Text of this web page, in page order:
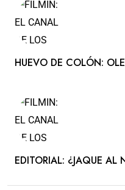
HUEVO DE COLÓN:
EDITORIAL: ¿JAQUE AL